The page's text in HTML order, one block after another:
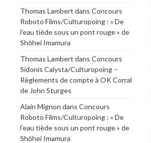
Thomas Lambert dans Concours
Roboto Films/Culturopoing : « De
l’eau tiède sous un pont rouge » de
Shōhei Imamura
Thomas Lambert dans Concours
Sidonis Calysta/Culturopoing –
Règlements de compte à OK Corral
de John Sturges
Alain Mignon dans Concours
Roboto Films/Culturopoing : « De
l’eau tiède sous un pont rouge » de
Shōhei Imamura